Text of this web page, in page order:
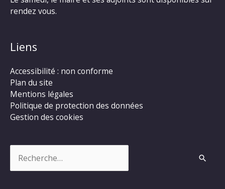
rendez vous.
Liens
Accessibilité : non conforme
Plan du site
Mentions légales
Politique de protection des données
Gestion des cookies